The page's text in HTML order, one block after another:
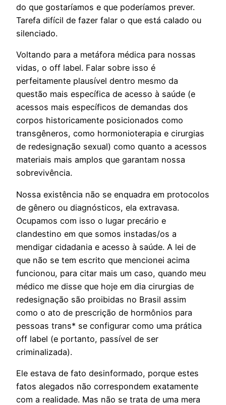
do que gostaríamos e que poderíamos prever.
Tarefa difícil de fazer falar o que está calado ou
silenciado.
Voltando para a metáfora médica para nossas
vidas, o off label. Falar sobre isso é
perfeitamente plausível dentro mesmo da
questão mais específica de acesso à saúde (e
acessos mais específicos de demandas dos
corpos historicamente posicionados como
transgêneros, como hormonioterapia e cirurgias
de redesignação sexual) como quanto a acessos
materiais mais amplos que garantam nossa
sobrevivência.
Nossa existência não se enquadra em protocolos
de gênero ou diagnósticos, ela extravasa.
Ocupamos com isso o lugar precário e
clandestino em que somos instadas/os a
mendigar cidadania e acesso à saúde. A lei de
que não se tem escrito que mencionei acima
funcionou, para citar mais um caso, quando meu
médico me disse que hoje em dia cirurgias de
redesignação são proibidas no Brasil assim
como o ato de prescrição de hormônios para
pessoas trans* se configurar como uma prática
off label (e portanto, passível de ser
criminalizada).
Ele estava de fato desinformado, porque estes
fatos alegados não correspondem exatamente
com a realidade. Mas não se trata de uma mera